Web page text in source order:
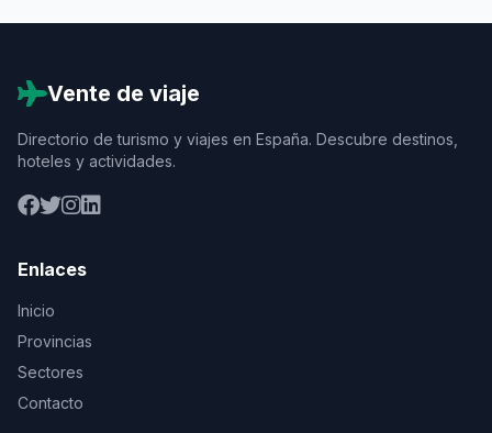
Vente de viaje
Directorio de turismo y viajes en España. Descubre destinos,
hoteles y actividades.
Enlaces
Inicio
Provincias
Sectores
Contacto